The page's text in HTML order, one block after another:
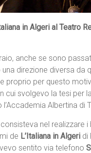
in Algeri al Teatro
anche se sono
direzione diversa da
proprio per questo
cui svolgevo la tesi per
Albertina di
nel realizzare
de L’Italiana in Algeridi
sentito via telefono